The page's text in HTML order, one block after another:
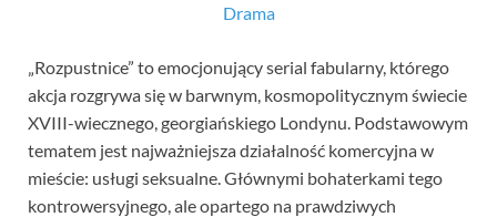
Drama
„Rozpustnice” to emocjonujący serial fabularny, którego
akcja rozgrywa się w barwnym, kosmopolitycznym świecie
XVIII-wiecznego, georgiańskiego Londynu. Podstawowym
tematem jest najważniejsza działalność komercyjna w
mieście: usługi seksualne. Głównymi bohaterkami tego
kontrowersyjnego, ale opartego na prawdziwych